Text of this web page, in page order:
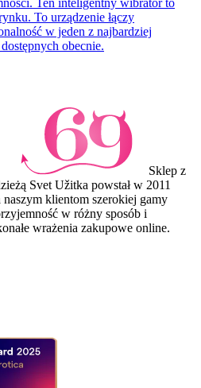
Ten inteligentny wibrator to
To urządzenie łączy
w jeden z najbardziej
obecnie.
Sklep z
Svet Užitka powstał w 2011
klientom szerokiej gamy
w różny sposób i
wrażenia zakupowe online.